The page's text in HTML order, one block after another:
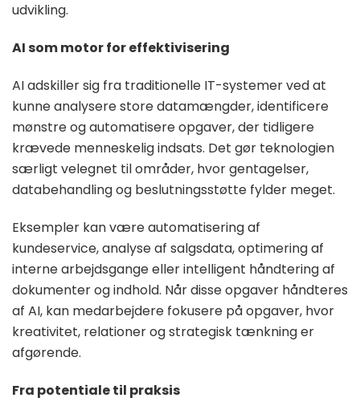
udvikling.
AI som motor for effektivisering
AI adskiller sig fra traditionelle IT-systemer ved at
kunne analysere store datamængder, identificere
mønstre og automatisere opgaver, der tidligere
krævede menneskelig indsats. Det gør teknologien
særligt velegnet til områder, hvor gentagelser,
databehandling og beslutningsstøtte fylder meget.
Eksempler kan være automatisering af
kundeservice, analyse af salgsdata, optimering af
interne arbejdsgange eller intelligent håndtering af
dokumenter og indhold. Når disse opgaver håndteres
af AI, kan medarbejdere fokusere på opgaver, hvor
kreativitet, relationer og strategisk tænkning er
afgørende.
Fra potentiale til praksis